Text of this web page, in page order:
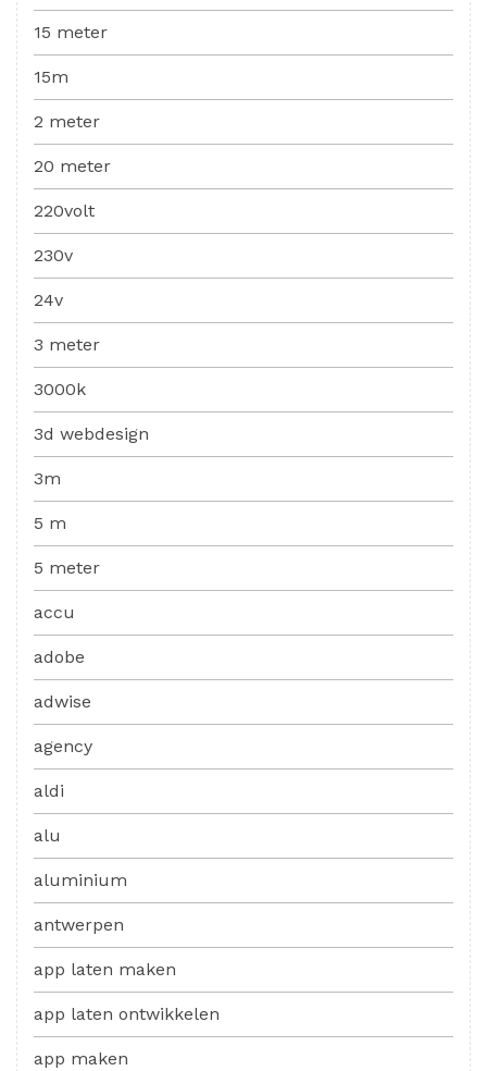
15 meter
15m
2 meter
20 meter
220volt
230v
24v
3 meter
3000k
3d webdesign
3m
5 m
5 meter
accu
adobe
adwise
agency
aldi
alu
aluminium
antwerpen
app laten maken
app laten ontwikkelen
app maken